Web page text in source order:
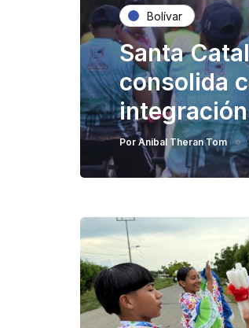
Bolívar
Santa
consolida
Por Anibal Theran Tom